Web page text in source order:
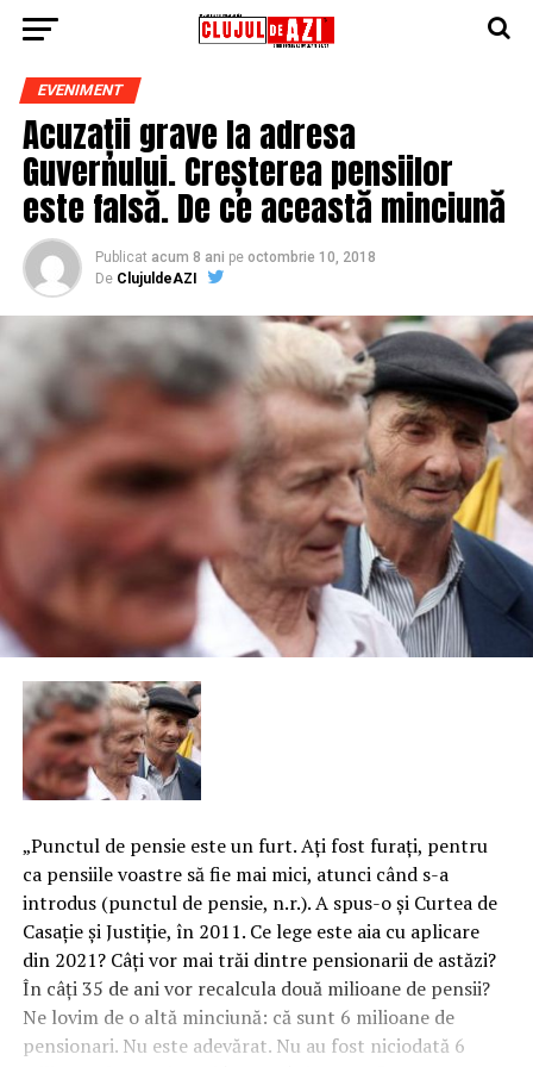
EVENIMENT
Acuzații grave la adresa
Guvernului. Creșterea pensiilor
este falsă. De ce această minciună
Publicat acum 8 ani pe octombrie 10, 2018
De ClujuldeAZI
„Punctul de pensie este un furt. Aţi fost furaţi, pentru
ca pensiile voastre să fie mai mici, atunci când s-a
introdus (punctul de pensie, n.r.). A spus-o şi Curtea de
Casaţie şi Justiţie, în 2011. Ce lege este aia cu aplicare
din 2021? Câţi vor mai trăi dintre pensionarii de astăzi?
În câţi 35 de ani vor recalcula două milioane de pensii?
Ne lovim de o altă minciună: că sunt 6 milioane de
pensionari. Nu este adevărat. Nu au fost niciodată 6